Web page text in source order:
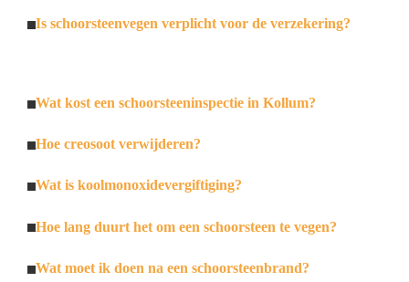
Is schoorsteenvegen verplicht voor de verzekering?
Wat kost een schoorsteeninspectie in Kollum?
Hoe creosoot verwijderen?
Wat is koolmonoxidevergiftiging?
Hoe lang duurt het om een schoorsteen te vegen?
Wat moet ik doen na een schoorsteenbrand?